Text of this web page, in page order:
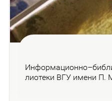
лио­те­ки ВГУ име­ни